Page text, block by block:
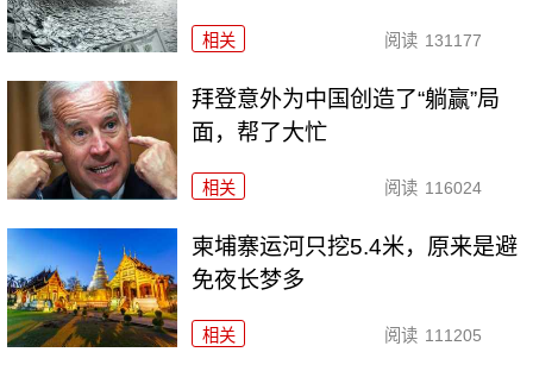
相关 阅读 131177
拜登意外为中国创造了“躺赢”局
面，帮了大忙
相关 阅读 116024
柬埔寨运河只挖5.4米，原来是避
免夜长梦多
相关 阅读 111205